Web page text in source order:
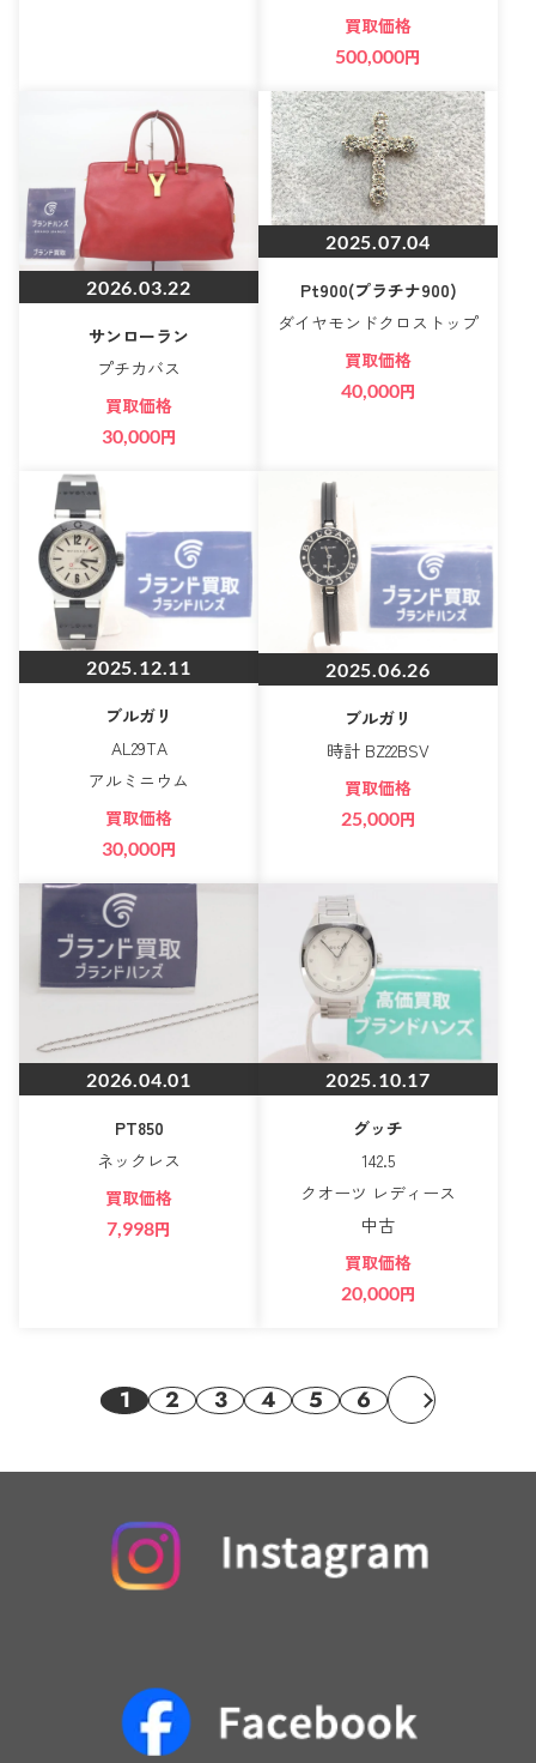
買取価格
500,000円
2026.03.22
サンローラン
プチカバス
買取価格
30,000円
2025.07.04
Pt900(プラチナ900)
ダイヤモンドクロストップ
買取価格
40,000円
2025.12.11
ブルガリ
AL29TA
アルミニウム
買取価格
30,000円
2025.06.26
ブルガリ
時計 BZ22BSV
買取価格
25,000円
2026.04.01
PT850
ネックレス
買取価格
7,998円
2025.10.17
グッチ
142.5
クオーツ レディース
中古
買取価格
20,000円
1 2 3 4 5 6